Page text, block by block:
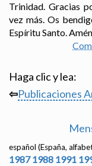
Trinidad. Gracias
vez más. Os
Espíritu Santo.
Haga clic y lea:
⇦Publicaciones
español (España,
1987 1988 1991